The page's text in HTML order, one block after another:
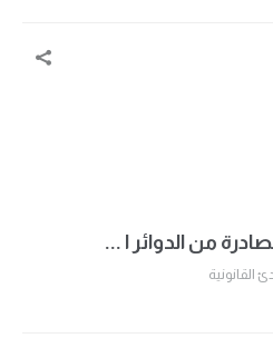
من الدوائر ا ...
القانونية